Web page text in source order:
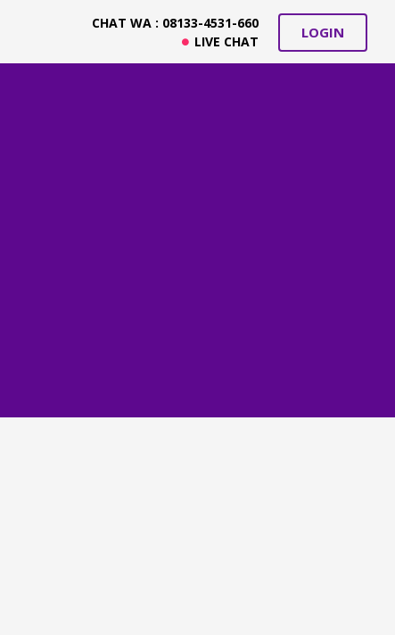
CHAT WA : 08133-4531-660
LIVE CHAT
LOGIN